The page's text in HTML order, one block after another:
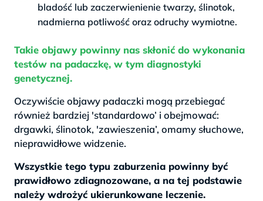
bladość lub zaczerwienienie twarzy, ślinotok,
nadmierna potliwość oraz odruchy wymiotne.
Takie objawy powinny nas skłonić do wykonania
testów na padaczkę, w tym diagnostyki
genetycznej.
Oczywiście objawy padaczki mogą przebiegać
również bardziej 'standardowo’ i obejmować:
drgawki, ślinotok, 'zawieszenia’, omamy słuchowe,
nieprawidłowe widzenie.
Wszystkie tego typu zaburzenia powinny być
prawidłowo zdiagnozowane, a na tej podstawie
należy wdrożyć ukierunkowane leczenie.